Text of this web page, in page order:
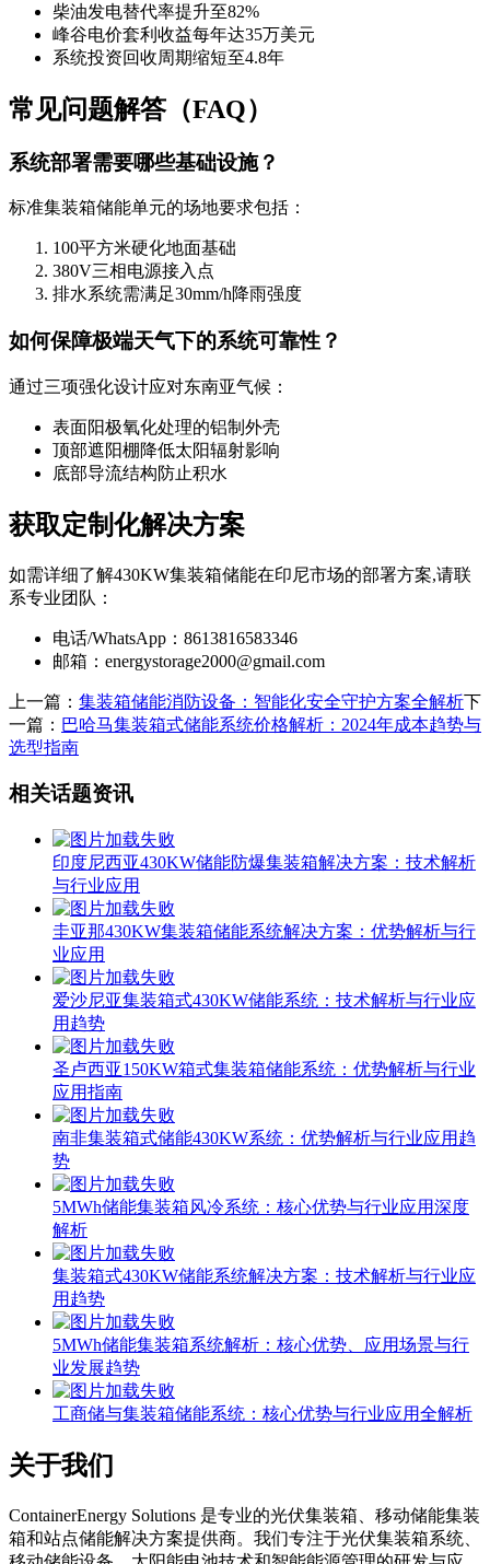
柴油发电替代率提升至82%
峰谷电价套利收益每年达35万美元
系统投资回收周期缩短至4.8年
常见问题解答（FAQ）
系统部署需要哪些基础设施？
标准集装箱储能单元的场地要求包括：
100平方米硬化地面基础
380V三相电源接入点
排水系统需满足30mm/h降雨强度
如何保障极端天气下的系统可靠性？
通过三项强化设计应对东南亚气候：
表面阳极氧化处理的铝制外壳
顶部遮阳棚降低太阳辐射影响
底部导流结构防止积水
获取定制化解决方案
如需详细了解430KW集装箱储能在印尼市场的部署方案,请联
系专业团队：
电话/WhatsApp：8613816583346
邮箱： energystorage2000@gmail.com
上一篇： 集装箱储能消防设备：智能化安全守护方案全解析下
一篇： 巴哈马集装箱式储能系统价格解析：2024年成本趋势与
选型指南
相关话题资讯
印度尼西亚430KW储能防爆集装箱解决方案：技术解析
与行业应用
圭亚那430KW集装箱储能系统解决方案：优势解析与行
业应用
爱沙尼亚集装箱式430KW储能系统：技术解析与行业应
用趋势
圣卢西亚150KW箱式集装箱储能系统：优势解析与行业
应用指南
南非集装箱式储能430KW系统：优势解析与行业应用趋
势
5MWh储能集装箱风冷系统：核心优势与行业应用深度
解析
集装箱式430KW储能系统解决方案：技术解析与行业应
用趋势
5MWh储能集装箱系统解析：核心优势、应用场景与行
业发展趋势
工商储与集装箱储能系统：核心优势与行业应用全解析
箱和站点储能解决方案提供商。我们专注于光伏集装箱系统、
移动储能设备、太阳能电池技术和智能能源管理的研发与应
用。凭借先进的技术和丰富的项目经验，我们为工业、商业、